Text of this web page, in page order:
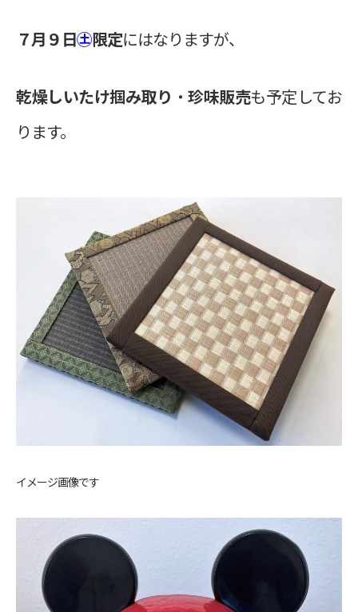
７月９日㊏限定にはなりますが、
乾燥しいたけ掴み取り ・珍味販売も予定してお
ります。
イメージ画像です